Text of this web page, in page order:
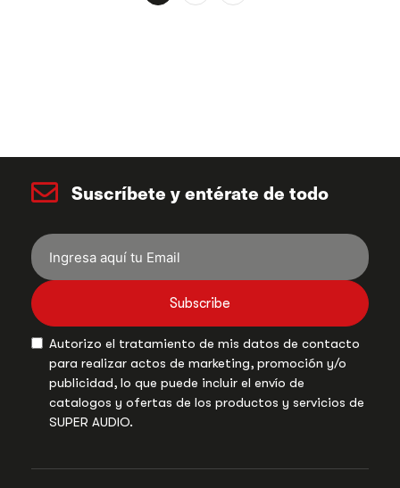
Suscríbete y entérate de todo
Subscribe
Autorizo el tratamiento de mis datos de contacto
para realizar actos de marketing, promoción y/o
publicidad, lo que puede incluir el envío de
catalogos y ofertas de los productos y servicios de
SUPER AUDIO.